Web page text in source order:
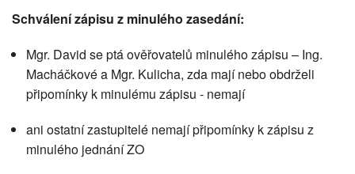
Schválení zápisu z minulého zasedání:
Mgr. David se ptá ověřovatelů minulého zápisu – Ing.
Macháčkové a Mgr. Kulicha, zda mají nebo obdrželi
připomínky k minulému zápisu - nemají
ani ostatní zastupitelé nemají připomínky k zápisu z
minulého jednání ZO